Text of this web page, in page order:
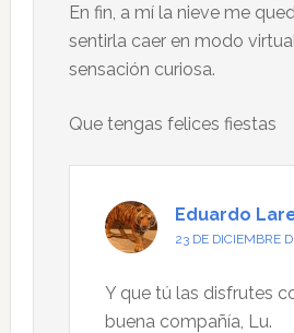
En fin, a mí la nieve me
sentirla caer en modo
sensación curiosa.
Que tengas felices fiestas
Eduardo
23 DE DICIEMBRE
Y que tú las disfrutes
buena compañía, Lu.